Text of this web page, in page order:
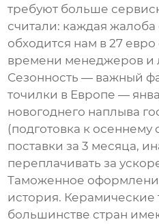
требуют больше
считали: каждая жалоба
обходится нам в 27
времени менеджеров и
Сезонность — важный
точилки в Европе —
новогоднего наплыва
(подготовка к осеннему
поставки за 3 месяца,
переплачивать за
Таможенное
история. Керамические
большинстве стран